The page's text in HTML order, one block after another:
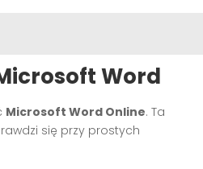
Word
Microsoft Word Online. Ta
się przy prostych